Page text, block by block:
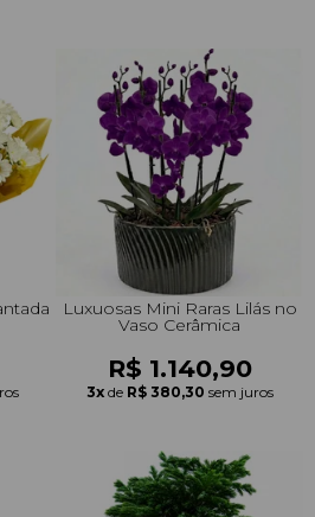
Luxuosas Mini Raras Lilás no
Vaso Cerâmica
R$ 1.140,90
3x de R$ 380,30 sem juros